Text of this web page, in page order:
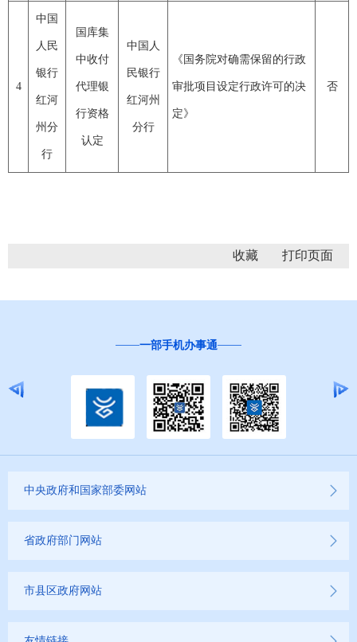
4
中国
人民
银行
红河
州分
行
国库集
中收付
代理银
行资格
认定
中国人
民银行
红河州
分行
《国务院对确需保留的行政
审批项目设定行政许可的决
定》
否
收藏
一部手机办事通
中央政府和国家部委网站
省政府部门网站
市县区政府网站